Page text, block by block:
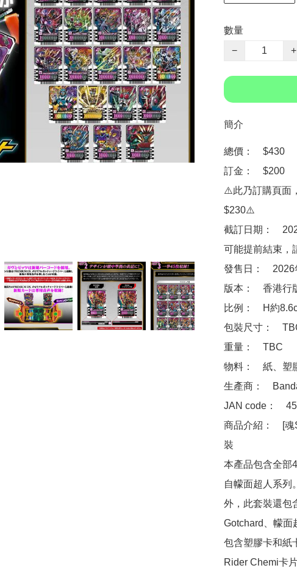
數量
−
+
簡介
總價：　$430
訂金：　$200
⚠️此乃訂購頁面
$230⚠️
截訂日期：　
可能提前結束，
發售日：　
版本：　香港行
比例：　H約
包裝尺寸：　
重量：　TBC
物料：　紙、塑
生產商：　
JAN code：　
商品介紹：　[
裝
本產品包含全部
自幪面超人系列
外，此套裝還包
Gotchard、幪面
包含塑膠卡和紙
Rider Chemi卡